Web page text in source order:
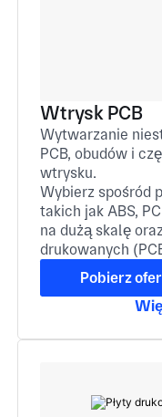
Wtrysk PCB
Wytwarzanie
PCB, obudów i
wtrysku.
Wybierz spośród
takich jak ABS,
na dużą skalę
drukowanych
Pobierz